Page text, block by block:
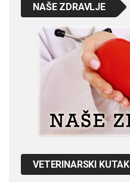
NAŠE ZDRAVLJE
VETERINARSKI KUTAK